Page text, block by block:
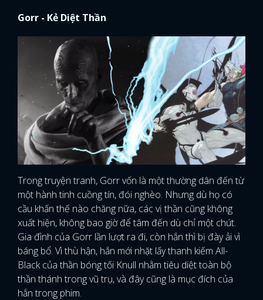
Gorr - Kẻ Diệt Thần
Trong truyện tranh, Gorr vốn là một thường dân đến từ
một hành tinh cuồng tín, đói nghèo. Nhưng dù họ có
cầu khấn thế nào chăng nữa, các vị thần cũng không
xuất hiện, không bao giờ để tâm đến dù chỉ một chút.
Gia đình của Gorr lần lượt ra đi, còn hắn thì bị đày ải vì
báng bổ. Vì thù hận, hắn mới nhặt lấy thanh kiếm All-
Black của thần bóng tối Knull nhằm tiêu diệt toàn bộ
thần thánh trong vũ trụ, và đây cũng là mục đích của
hắn trong phim.